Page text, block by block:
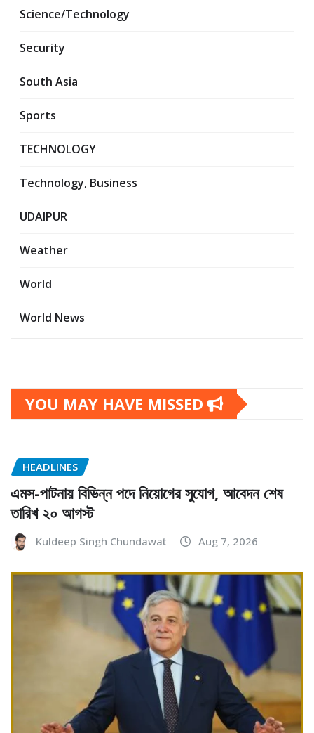
Science/Technology
Security
South Asia
Sports
TECHNOLOGY
Technology, Business
UDAIPUR
Weather
World
World News
YOU MAY HAVE MISSED
HEADLINES
এমস-পাটনায় বিভিন্ন পদে নিয়োগের সুযোগ, আবেদন শেষ
তারিখ ২০ আগস্ট
Kuldeep Singh Chundawat Aug 7, 2026